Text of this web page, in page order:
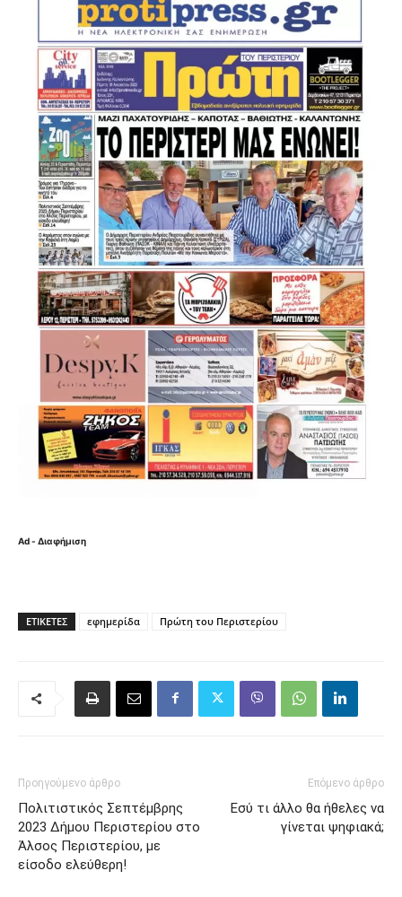
Ad - Διαφήμιση
ΕΤΙΚΈΤΕΣ εφημερίδα Πρώτη του Περιστερίου
Προηγούμενο άρθρο
Πολιτιστικός Σεπτέμβρης
2023 Δήμου Περιστερίου στο
Άλσος Περιστερίου, με
είσοδο ελεύθερη!
Επόμενο άρθρο
Εσύ τι άλλο θα ήθελες να
γίνεται ψηφιακά;